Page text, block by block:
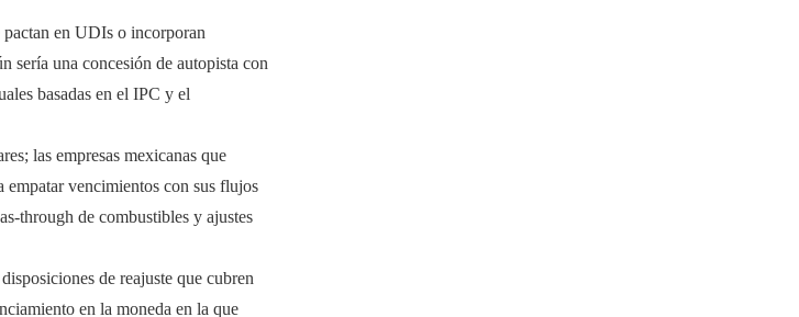
pactan en UDIs o incorporan
sería una concesión de autopista con
basadas en el IPC y el
las empresas mexicanas que
empatar vencimientos con sus flujos
through de combustibles y ajustes
de reajuste que cubren
en la moneda en la que